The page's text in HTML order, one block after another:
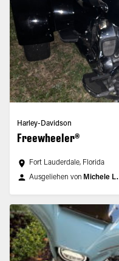
Harley-Davidson
Freewheeler®
Fort Lauderdale, Florida
Ausgeliehen von Michele L.